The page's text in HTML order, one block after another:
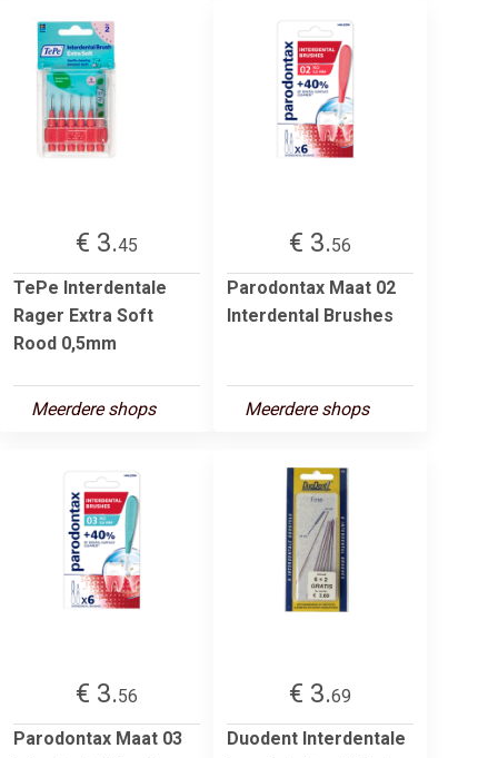
€ 3.45
TePe Interdentale
Rager Extra Soft
Rood 0,5mm
Meerdere shops
€ 3.56
Parodontax Maat 02
Interdental Brushes
Meerdere shops
€ 3.56
Parodontax Maat 03
€ 3.69
Duodent Interdentale